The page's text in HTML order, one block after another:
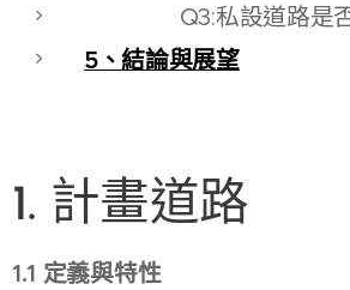
Q3:私設道路是否
5、結論與展望
1. 計畫道路
1.1 定義與特性